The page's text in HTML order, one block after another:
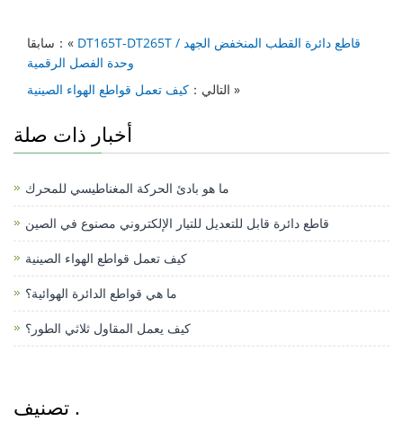
s
A
p
e
b
o
e
dI
n
h
at
e
b
M
e
e
n
g
e سابقا：« DT165T-DT265T قاطع دائرة القطب المنخفض الجهد /
وحدة الفصل الرقمية
التالي： كيف تعمل قواطع الهواء الصينية »
أخبار ذات صلة
ما هو بادئ الحركة المغناطيسي للمحرك
قاطع دائرة قابل للتعديل للتيار الإلكتروني مصنوع في الصين
كيف تعمل قواطع الهواء الصينية
ما هي قواطع الدائرة الهوائية؟
كيف يعمل المقاول ثلاثي الطور؟
تصنيف .